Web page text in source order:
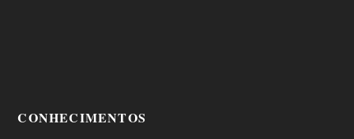
CONHECIMENTOS